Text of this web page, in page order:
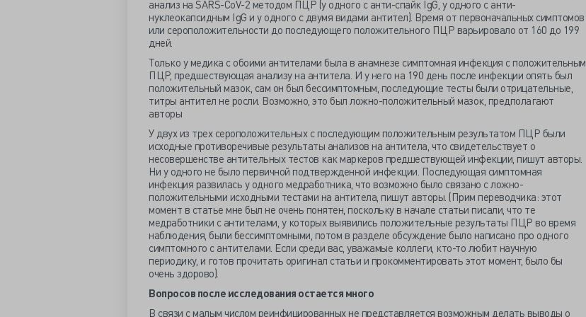
анализ на SARS-CoV-2 методом ПЦР (у одного с анти-спайк IgG, у одного с анти-
нуклеокапсидным IgG и у одного с двумя видами антител). Время от первоначальных симптомов
или сероположительности до последующего положительного ПЦР варьировало от 160 до 199
дней.
Только у медика с обоими антителами была в анамнезе симптомная инфекция с положительным
ПЦР, предшествующая анализу на антитела. И у него на 190 день после инфекции опять был
положительный мазок, сам он был бессимптомным, последующие тесты были отрицательные,
титры антител не росли. Возможно, это был ложно-положительный мазок, предполагают
авторы
У двух из трех сероположительных с последующим положительным результатом ПЦР были
исходные противоречивые результаты анализов на антитела, что свидетельствует о
несовершенстве антительных тестов как маркеров предшествующей инфекции, пишут авторы.
Ни у одного не было первичной подтвержденной инфекции. Последующая симптомная
инфекция развилась у одного медработника, что возможно было связано с ложно-
положительными исходными тестами на антитела, пишут авторы. (Прим переводчика: этот
момент в статье мне был не очень понятен, поскольку в начале статьи писали, что те
медработники с антителами, у которых выявились положительные результаты ПЦР во время
наблюдения, были бессимптомными, потом в разделе обсуждение было написано про одного
симптомного с антителами. Если среди вас, уважамые коллеги, кто-то любит научную
периодику, и готов прочитать оригинал статьи и прокомментировать этот момент, было бы
очень здорово).
Вопросов после исследования остается много
В связи с малым числом реинфицированных не представляется возможным делать выводы о